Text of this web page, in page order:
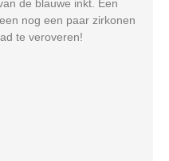
de blauwe inkt. Een
nog een paar zirkonen
te veroveren!